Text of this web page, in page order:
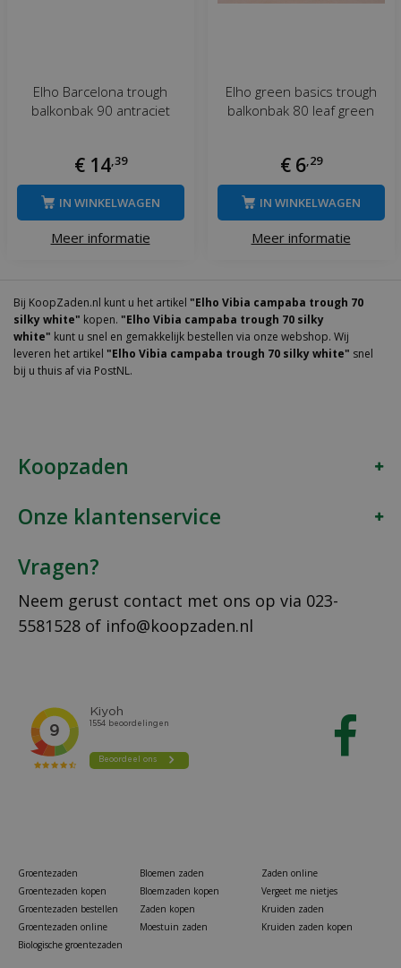
Elho Barcelona trough
balkonbak 90 antraciet
€ 14,39
Meer informatie
IN WINKELWAGEN
Elho green basics trough
balkonbak 80 leaf green
€ 6,29
Meer informatie
IN WINKELWAGEN
Bij KoopZaden.nl kunt u het artikel "Elho Vibia campaba trough 70
silky white" kopen. "Elho Vibia campaba trough 70 silky
white" kunt u snel en gemakkelijk bestellen via onze webshop. Wij
leveren het artikel "Elho Vibia campaba trough 70 silky white" snel
bij u thuis af via PostNL.
Koopzaden
Onze klantenservice
Vragen?
Neem gerust contact met ons op via 023-
5581528 of info@koopzaden.nl
Groentezaden
Groentezaden kopen
Groentezaden bestellen
Groentezaden online
Biologische groentezaden
Bloemen zaden
Bloemzaden kopen
Zaden kopen
Moestuin zaden
Zaden online
Vergeet me nietjes
Kruiden zaden
Kruiden zaden kopen